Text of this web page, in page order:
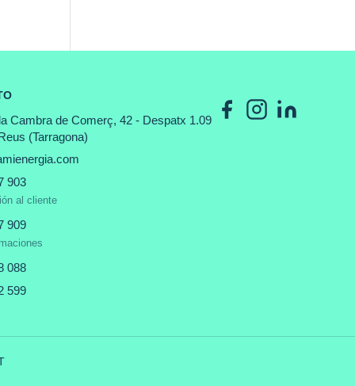
Cambra de Comerç, 42 - Despatx 1.09
(Tarragona)
903
al cliente
909
088
599